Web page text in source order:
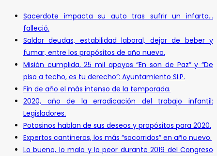
Sacerdote impacta su auto tras sufrir un infarto…
falleció.
Saldar deudas, estabilidad laboral, dejar de beber y
fumar, entre los propósitos de año nuevo.
Misión cumplida, 25 mil apoyos “En son de Paz” y “De
piso a techo, es tu derecho”: Ayuntamiento SLP.
Fin de año el más intenso de la temporada.
2020, año de la erradicación del trabajo infantil:
Legisladores.
Potosinos hablan de sus deseos y propósitos para 2020.
Expertos cantineros, los más “socorridos” en año nuevo.
Lo bueno, lo malo y lo peor durante 2019 del Congreso